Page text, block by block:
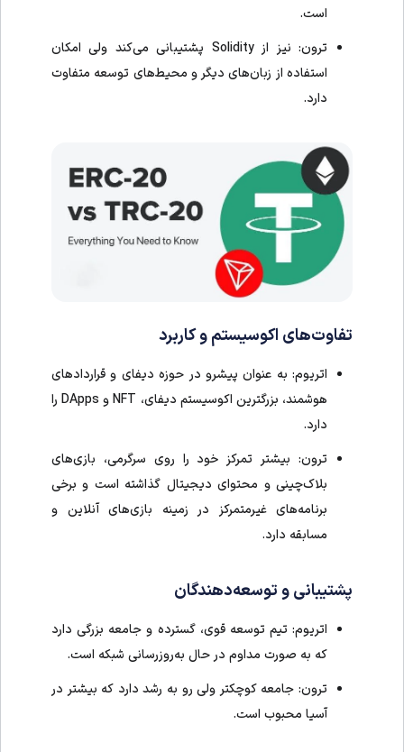
است.
ترون: نیز از Solidity پشتیبانی می‌کند ولی امکان
استفاده از زبان‌های دیگر و محیط‌های توسعه متفاوت
دارد.
تفاوت‌های اکوسیستم و کاربرد
اتریوم: به عنوان پیشرو در حوزه دیفای و قراردادهای
هوشمند، بزرگترین اکوسیستم دیفای، NFT و DApps را
دارد.
ترون: بیشتر تمرکز خود را روی سرگرمی، بازی‌های
بلاک‌چینی و محتوای دیجیتال گذاشته است و برخی
برنامه‌های غیرمتمرکز در زمینه بازی‌های آنلاین و
مسابقه دارد.
پشتیبانی و توسعه‌دهندگان
اتریوم: تیم توسعه قوی، گسترده و جامعه بزرگی دارد
که به صورت مداوم در حال به‌روزرسانی شبکه است.
ترون: جامعه کوچکتر ولی رو به رشد دارد که بیشتر در
آسیا محبوب است.